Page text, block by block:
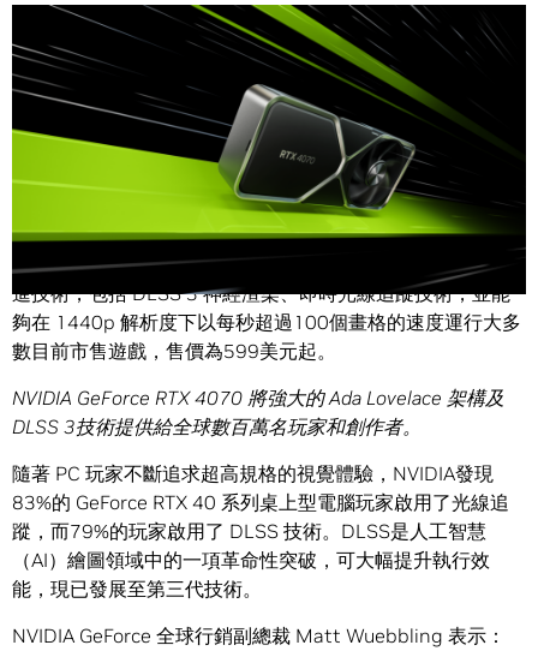
2023年4月12日– NVIDIA 今日宣布推出 GeForce RTX™
4070 GPU，當中搭載 NVIDIA® Ada Lovelace 架構的各項先
進技術，包括 DLSS 3 神經渲染、即時光線追蹤技術，並能
夠在 1440p 解析度下以每秒超過100個畫格的速度運行大多
數目前市售遊戲，售價為599美元起。
NVIDIA GeForce RTX 4070 將強大的Ada Lovelace 架構及
DLSS 3技術提供給全球數百萬名玩家和創作者。
隨著 PC 玩家不斷追求超高規格的視覺體驗，NVIDIA發現
83%的 GeForce RTX 40 系列桌上型電腦玩家啟用了光線追
蹤，而79%的玩家啟用了 DLSS 技術。DLSS是人工智慧
（AI）繪圖領域中的一項革命性突破，可大幅提升執行效
能，現已發展至第三代技術。
NVIDIA GeForce 全球行銷副總裁 Matt Wuebbling 表示：